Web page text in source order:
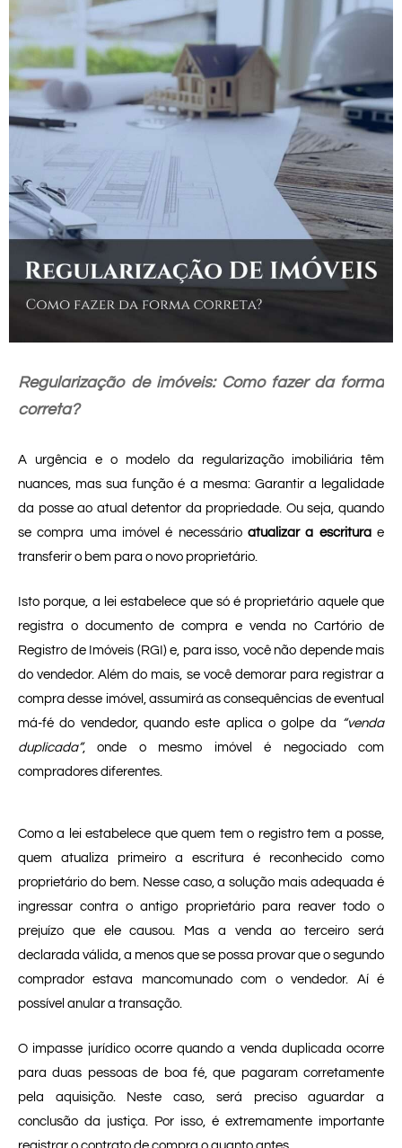
Regularização de imóveis: Como fazer da forma
correta?
A urgência e o modelo da regularização imobiliária têm
nuances, mas sua função é a mesma: Garantir a legalidade
da posse ao atual detentor da propriedade. Ou seja, quando
se compra uma imóvel é necessário atualizar a escriturae
transferir o bem para o novo proprietário.
Isto porque, a lei estabelece que só é proprietário aquele que
registra o documento de compra e venda no Cartório de
Registro de Imóveis (RGI) e, para isso, você não depende mais
do vendedor. Além do mais, se você demorar para registrar a
compra desse imóvel, assumirá as consequências de eventual
má-fé do vendedor, quando este aplica o golpe da “venda
duplicada”, onde o mesmo imóvel é negociado com
compradores diferentes.
Como a lei estabelece que quem tem o registro tem a posse,
quem atualiza primeiro a escritura é reconhecido como
proprietário do bem. Nesse caso, a solução mais adequada é
ingressar contra o antigo proprietário para reaver todo o
prejuízo que ele causou. Mas a venda ao terceiro será
declarada válida, a menos que se possa provar que o segundo
comprador estava mancomunado com o vendedor. Aí é
possível anular a transação.
O impasse jurídico ocorre quando a venda duplicada ocorre
para duas pessoas de boa fé, que pagaram corretamente
pela aquisição. Neste caso, será preciso aguardar a
conclusão da justiça. Por isso, é extremamente importante